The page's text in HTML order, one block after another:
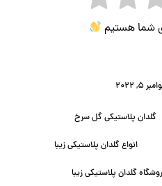
شما هستیم
۵, ۲۰۲۲
گلدان پلاستیکی گل سرخ
انواع گلدان پلاستیکی زیبا
گلدان پلاستیکی زیبا